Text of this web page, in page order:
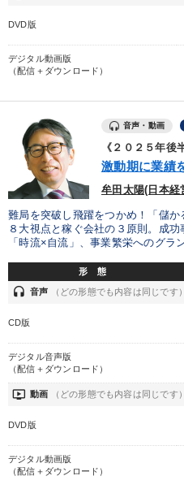
組織を強化したい 後継者に
キーワード
営業力強化 銀行交渉 会
不動産投資 地方企業の勝ち
local_offer タグから探す
すべての音声・動画（全2077タイ
タグ・キーワード
サービス テレビ・ネットで
DVD版
デジタル動画版
（配信＋ダウンロード）
音声・動画
《２０２５年後
激動期に業績
牟田太陽(日本
難局を突破し飛躍をつかめ！「儲
８大視点と稼ぐ会社の３原則。成
「時流×自流」、事業繁栄へのグラ
形 態
headset 音声 （どの形態でも内容は同じです）
CD版
デジタル音声版
（配信＋ダウンロード）
ondemand_video 動画 （どの形態でも内容は同じです）
DVD版
デジタル動画版
（配信＋ダウンロード）